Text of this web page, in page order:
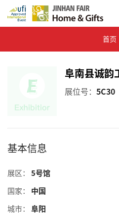
首页
阜南县诚韵
展位号： 5C30
基本信息
展区： 5号馆
国家：
中国
城市：
阜阳